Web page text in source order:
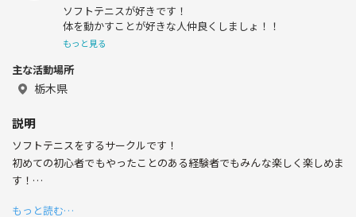
ソフトテニスが好きです！
体を動かすことが好きな人仲良くしましょ！！
もっと見る
主な活動場所
栃木県
説明
ソフトテニスをするサークルです！
初めての初心者でもやったことのある経験者でもみんな楽しく楽しめま
す！
もっと読む…